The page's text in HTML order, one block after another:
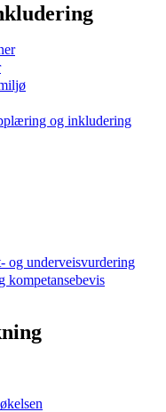
og inkludering
og underveisvurdering
kompetansebevis